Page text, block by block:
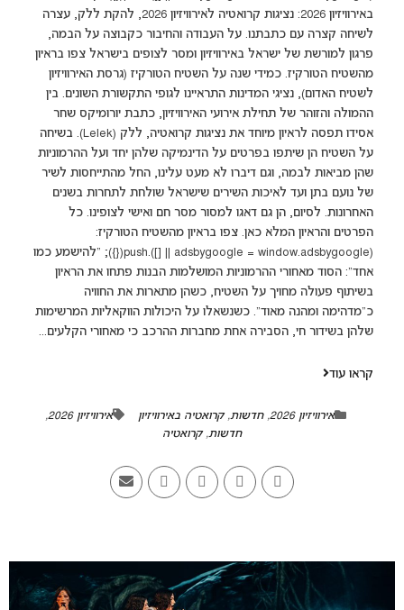
באירוויזיון 2026: נציגות קרואטיה לאירוויזיון 2026, להקת ללק, עצרה
לשיחה קצרה עם כתבתנו. על העבודה והחיבור כקבוצה על הבמה,
פרגון למורשת של ישראל באירוויזיון ומסר לצופים בישראל צפו בראיון
מהשטיח הטורקיז. כמידי שנה על השטיח הטורקיז (גרסת האירוויזיון
לשטיח האדום), נציגי המדינות התראיינו לגופי התקשורת השונים. בין
ההמולה והזוהר של תחילת אירועי האירוויזיון, כתבת יורומיקס שחר
אסידו תפסה לראיון מיוחד את נציגות קרואטיה, ללק (Lelek). בשיחה
על השטיח הן שיתפו בפרטים על הדינמיקה שלהן יחד ועל ההרמוניות
שהן מביאות לבמה, וגם דיברו לא מעט עלינו, החל מהתייחסות לשיר
של נועם בתן ועד לאיכות השירים שישראל שולחת לתחרות בשנים
האחרונות. לסיום, הן גם דאגו למסור מסר חם ואישי לצופינו. כל
הפרטים והראיון המלא כאן. צפו בראיון מהשטיח הטורקיז:
(adsbygoogle = window.adsbygoogle || []).push({}); "להישמע כמו
אחד": הסוד מאחורי ההרמוניות המושלמות הבנות פתחו את הראיון
בשיתוף פעולה מחויך על השטיח, כשהן מתארות את החוויה
כ"מדהימה ומהנה מאוד". כשנשאלו על היכולות הווקאליות המרשימות
שלהן בשידור חי, הסבירה אחת מחברות ההרכב כי מאחורי הקלעים...
קראו עוד
אירוויזיון 2026 ,חדשות,קרואטיה באירוויזיון אירוויזיון 2026
,
חדשות,קרואטיה